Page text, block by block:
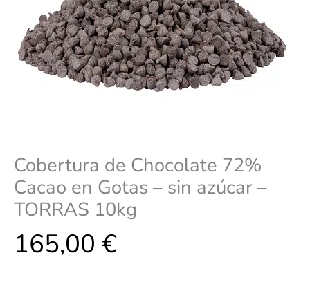
Cobertura de Chocolate 72%
Cacao en Gotas – sin azúcar –
TORRAS 10kg
165,00 €
cantidad